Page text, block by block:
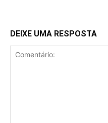
DEIXE UMA RESPOSTA